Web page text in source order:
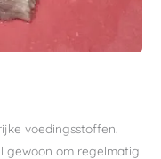
voedingsstoffen.
gewoon om regelmatig